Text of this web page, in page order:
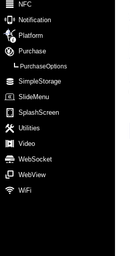
NFC
Notification
Platform
Purchase
PurchaseOptions
SimpleStorage
SlideMenu
SplashScreen
Utilities
Video
WebSocket
WebView
WiFi